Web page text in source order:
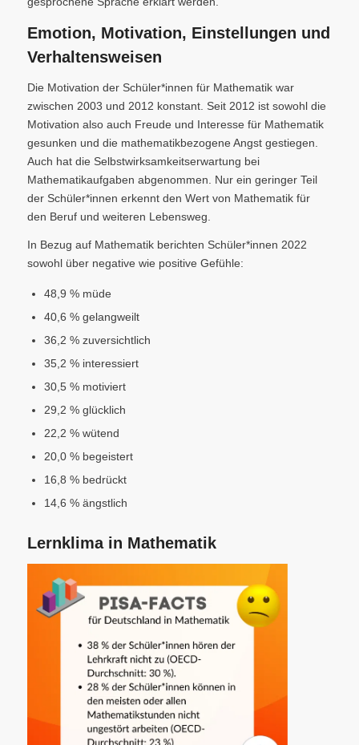
Emotion, Motivation, Einstellungen und
Verhaltensweisen
Die Motivation der Schüler*innen für Mathematik war
zwischen 2003 und 2012 konstant. Seit 2012 ist sowohl die
Motivation also auch Freude und Interesse für Mathematik
gesunken und die mathematikbezogene Angst gestiegen.
Auch hat die Selbstwirksamkeitserwartung bei
Mathematikaufgaben abgenommen. Nur ein geringer Teil
der Schüler*innen erkennt den Wert von Mathematik für
den Beruf und weiteren Lebensweg.
In Bezug auf Mathematik berichten Schüler*innen 2022
sowohl über negative wie positive Gefühle:
48,9 % müde
40,6 % gelangweilt
36,2 % zuversichtlich
35,2 % interessiert
30,5 % motiviert
29,2 % glücklich
22,2 % wütend
20,0 % begeistert
16,8 % bedrückt
14,6 % ängstlich
Lernklima in Mathematik